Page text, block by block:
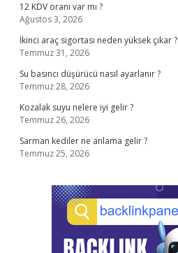
12 KDV oranı var mı ?
Ağustos 3, 2026
İkinci araç sigortası neden yüksek çıkar ?
Temmuz 31, 2026
Su basıncı düşürücü nasıl ayarlanır ?
Temmuz 28, 2026
Kozalak suyu nelere iyi gelir ?
Temmuz 26, 2026
Sarman kediler ne anlama gelir ?
Temmuz 25, 2026